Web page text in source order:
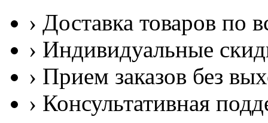
› Доставка товаров по
› Индивидуальные
› Прием заказов без
› Консультативная